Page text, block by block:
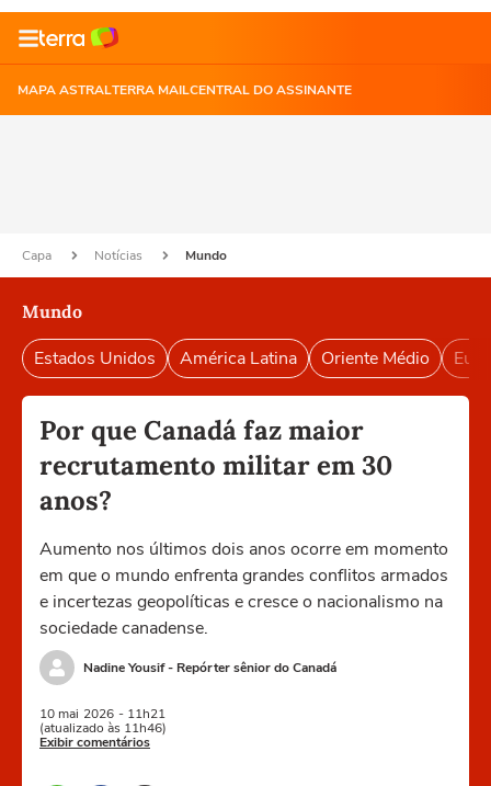
MAPA ASTRALTERRA MAILCENTRAL DO ASSINANTE
Capa Notícias Mundo
Mundo
Estados Unidos América Latina Oriente Médio
Por que Canadá faz maior
recrutamento militar em 30
anos?
Aumento nos últimos dois anos ocorre em momento
em que o mundo enfrenta grandes conflitos armados
e incertezas geopolíticas e cresce o nacionalismo na
sociedade canadense.
Nadine Yousif - Repórter sênior do Canadá
10 mai 2026 - 11h21
(atualizado às 11h46)
Exibir comentários